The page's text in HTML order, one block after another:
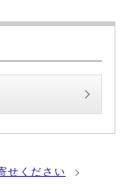
せください